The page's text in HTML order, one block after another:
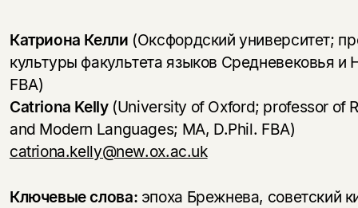
Катриона Келли (Оксфордский университет;
культуры факультета языков Средневековья и
FBA)
Catriona Kelly(University of Oxford; professor of
and Modern Languages; MA, D.Phil. FBA)
catriona.kelly@new.ox.ac.uk
Ключевые слова: эпоха Брежнева, советский